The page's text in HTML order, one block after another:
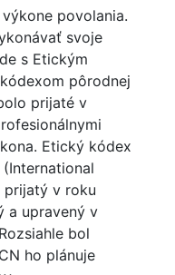
povolania.
svoje
s Etickým
pôrodnej
prijaté v
Etický kódex
prijatý v roku
a upravený v
bol
ho plánuje